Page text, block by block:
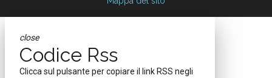
close
Codice Rss
Clicca sul pulsante per copiare il link RSS negli